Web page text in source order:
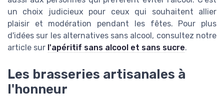
un choix judicieux pour ceux qui souhaitent allier
plaisir et modération pendant les fêtes. Pour plus
d'idées sur les alternatives sans alcool, consultez notre
article sur l'apéritif sans alcool et sans sucre.
Les brasseries artisanales à
l'honneur